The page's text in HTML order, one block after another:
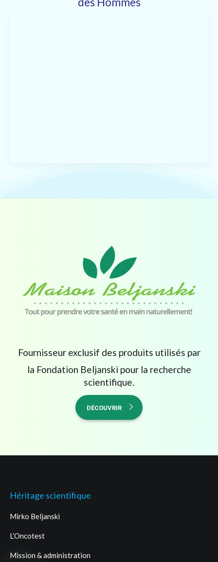
Fournisseur exclusif des produits utilisés par
la Fondation Beljanski pour la recherche
scientifique.
DÉCOUVRIR
Héritage scientifique
Mirko Beljanski
L’Oncotest
Mission & administration